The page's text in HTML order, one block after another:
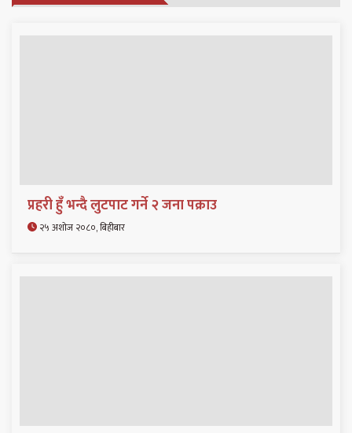
प्रहरी हुँ भन्दै लुटपाट गर्ने २ जना पक्राउ
२५ अशोज २०८०, बिहीबार